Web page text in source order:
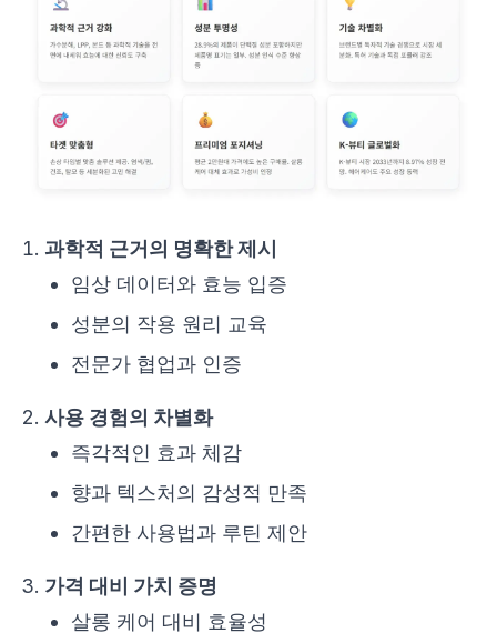
과학적 근거의 명확한 제시
임상 데이터와 효능 입증
성분의 작용 원리 교육
전문가 협업과 인증
사용 경험의 차별화
즉각적인 효과 체감
향과 텍스처의 감성적 만족
간편한 사용법과 루틴 제안
가격 대비 가치 증명
살롱 케어 대비 효율성